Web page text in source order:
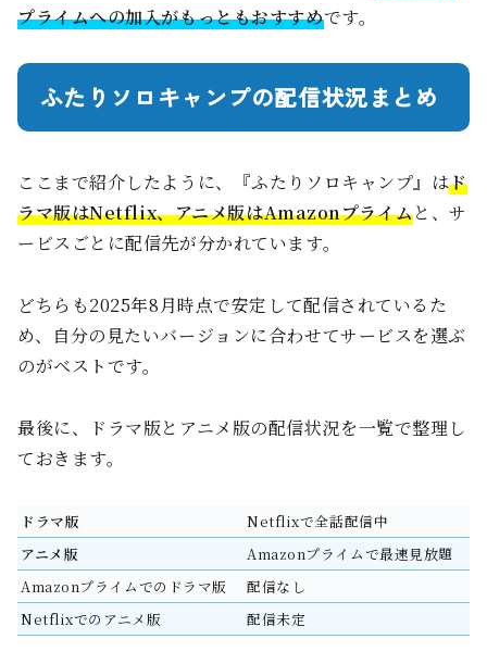
プライムへの加入がもっともおすすめです。
ふたりソロキャンプの配信状況まとめ
ここまで紹介したように、『ふたりソロキャンプ』はド
ラマ版はNetflix、アニメ版はAmazonプライムと、サ
ービスごとに配信先が分かれています。
どちらも2025年8月時点で安定して配信されているた
め、自分の見たいバージョンに合わせてサービスを選ぶ
のがベストです。
最後に、ドラマ版とアニメ版の配信状況を一覧で整理し
ておきます。
ドラマ版
Netflixで全話配信中
アニメ版
Amazonプライムで最速見放題
Amazonプライムでのドラマ版
配信なし
Netflixでのアニメ版
配信未定